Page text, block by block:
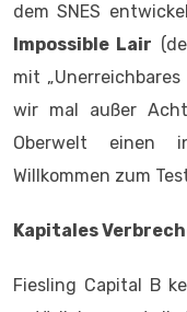
dem SNES
Impossible Lair
mit
wir mal außer
Oberwelt einen
Willkommen zum
Kapitales
Fiesling Capital B